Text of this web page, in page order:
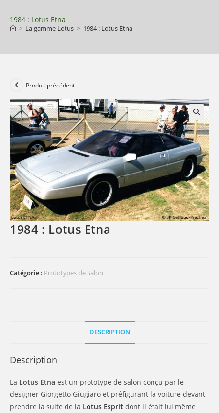
content
1984 : Lotus Etna
> La gamme Lotus > 1984 : Lotus Etna
Produit précédent
🔍
1984 : Lotus Etna
Catégorie : Prototypes de Salon
DESCRIPTION
Description
La Lotus Etna est un prototype de salon conçu par le
designer Giorgetto Giugiaro et préfigurant la voiture devant
prendre la suite de la Lotus Esprit dont il était lui même